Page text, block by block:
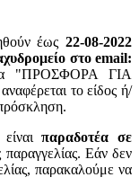
έως 22-08-2022
στο email:
"ΠΡΟΣΦΟΡΑ ΓΙΑ
το είδος ή/
παραδοτέα σε
Εάν δεν
παρακαλούμε να